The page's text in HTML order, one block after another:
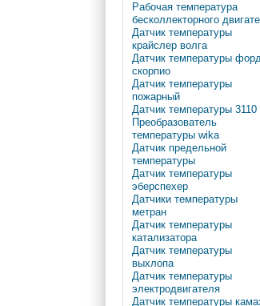
Рабочая температура
бесколлекторного
Датчик температуры
крайслер волга
Датчик температуры
скорпио
Датчик температуры
пожарный
Датчик температуры 3110
Преобразователь
температуры wika
Датчик предельной
температуры
Датчик температуры
эберспехер
Датчики температуры
метран
Датчик температуры
катализатора
Датчик температуры
выхлопа
Датчик температуры
электродвигателя
Датчик температуры